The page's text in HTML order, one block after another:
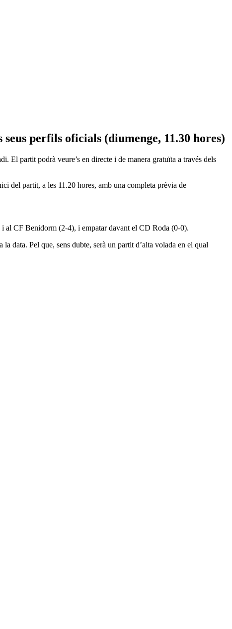
perfils oficials (diumenge, 11.30 hores)
El partit podrà veure’s en directe i de manera gratuïta a través dels
del partit, a les 11.20 hores, amb una completa prèvia de
al CF Benidorm (2-4), i empatar davant el CD Roda (0-0).
data. Pel que, sens dubte, serà un partit d’alta volada en el qual